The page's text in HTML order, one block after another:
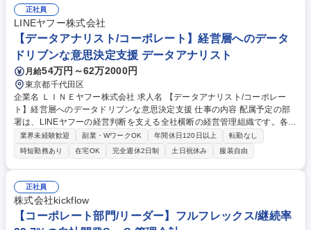
ービスを提供する企画なども大歓迎です。組織のメンバーはそれぞれ語学
にこだわりを持ち、新しいチャレンジにも意欲的な方ばかりです。些細な
ことでも質問しやすい環境です。 募集職種 【語学書の編集者】フレック
ス◎/在宅有
正社員
LINEヤフー株式会社
【データアナリスト/コーポレート】経営層へのデータ
ドリブンな意思決定支援 データアナリスト
月給54万円～62万2000円
東京都千代田区
企業名 ＬＩＮＥヤフー株式会社 求人名 【データアナリスト/コーポレー
ト】経営層へのデータドリブンな意思決定支援 仕事の内容 配属予定の部
署は、LINEヤフーの経営判断を支える全社横断の経営管理組織です。各事
業に蓄積されたデータを活用し、KPIマネジメントや事業分析の高度化を
担っていただきます。■LINEヤフーの各事業に蓄積される ログデータや行
動データの分析を通じた、事業課題の把握と成長機会の特定■経営課題や
事業上の論点を踏まえた、分析目的・仮説・指標の設計と意思決定に資す
る分析テーマへの落とし込み■SQLを用いたスピーディなデータ抽出・集
計と、Python、BIツール、Excelなどを活用した多面的なデータ分析■分析
用テーブルの整備や集計ロジックの管理など、分析の再現性と生産性を高
めるためのデータエンジニアリング 等 募集職種 【データアナリスト/コー
業界未経験歓迎 副業・WワークOK 年間休日120日以上
転勤なし
時短勤務あり
在宅OK 完全週休2日制 土日祝休み 服装自由
正社員
株式会社kickflow
【コーポレート部門/リーダー】フルフレックス/継続率